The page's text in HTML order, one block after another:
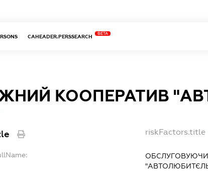
CAHEADER.PERSSEARCH
BETA
КООПЕРАТИВ
riskFactors.title